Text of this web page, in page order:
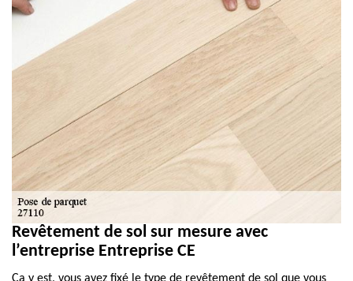
Revêtement de sol sur mesure avec
l’entreprise Entreprise CE